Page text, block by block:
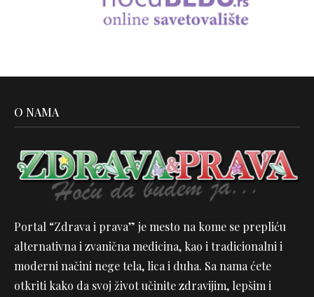
O NAMA
Portal “Zdrava i prava” je mesto na kome se prepliću
alternativna i zvanična medicina, kao i tradicionalni i
moderni načini nege tela, lica i duha. Sa nama ćete
otkriti kako da svoj život učinite zdravijim, lepšim i